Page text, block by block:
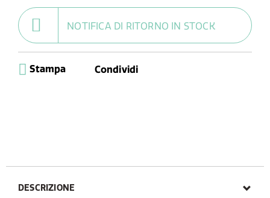
NOTIFICA DI RITORNO IN STOCK
Stampa Condividi
DESCRIZIONE